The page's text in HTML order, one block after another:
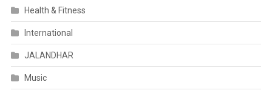
Health & Fitness
International
JALANDHAR
Music